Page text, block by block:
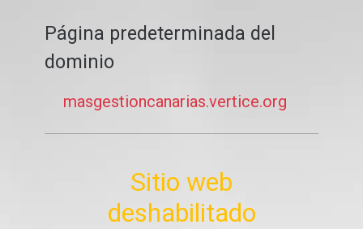
Página predeterminada del
dominio
masgestioncanarias.vertice.org
Sitio web
deshabilitado